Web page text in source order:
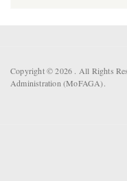
Copyright © 2026 . All Rights
Administration (MoFAGA).